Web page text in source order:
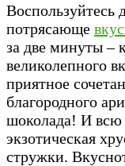
потрясающе
за две минуты –
великолепного
приятное
благородного
шоколада! И всю
экзотическая
стружки.